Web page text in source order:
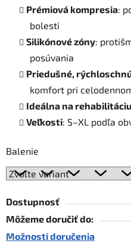
Prémiová kompresia:
bolesti
Silikónové zóny:
posúvania
Priedušné,
komfort pri
Ideálna na
Veľkosti: S–XL podľa
Balenie
Dostupnosť
Môžeme doručiť do:
Možnosti doručenia